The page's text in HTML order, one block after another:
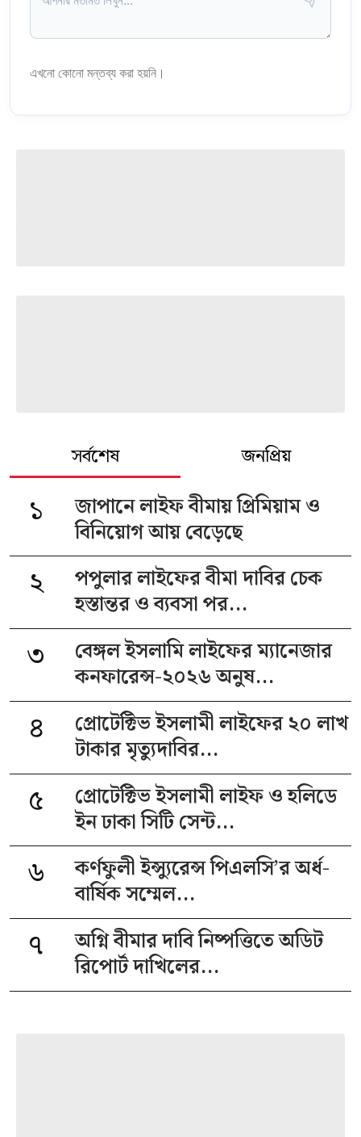
এখনো কোনো মন্তব্য করা হয়নি।
সর্বশেষ জনপ্রিয়
১
জাপানে লাইফ বীমায় প্রিমিয়াম ও
বিনিয়োগ আয় বেড়েছে
২
পপুলার লাইফের বীমা দাবির চেক
হস্তান্তর ও ব্যবসা পর...
৩
বেঙ্গল ইসলামি লাইফের ম্যানেজার
কনফারেন্স-২০২৬ অনুষ...
৪
প্রোটেক্টিভ ইসলামী লাইফের ২০ লাখ
টাকার মৃত্যুদাবির...
৫
প্রোটেক্টিভ ইসলামী লাইফ ও হলিডে
ইন ঢাকা সিটি সেন্ট...
৬
কর্ণফুলী ইন্স্যুরেন্স পিএলসি’র অর্ধ-
বার্ষিক সম্মেল...
৭
অগ্নি বীমার দাবি নিষ্পত্তিতে অডিট
রিপোর্ট দাখিলের...